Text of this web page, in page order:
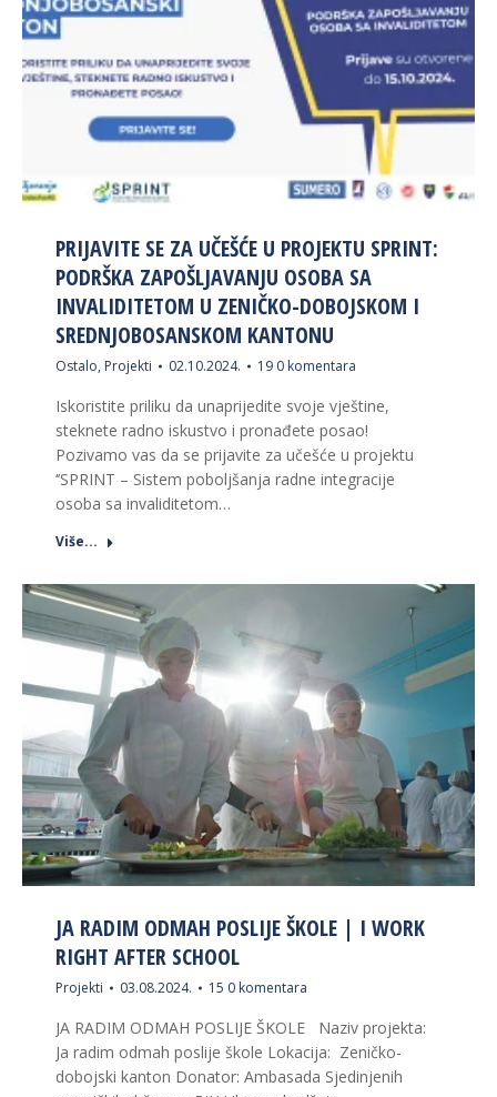
PRIJAVITE SE ZA UČEŠĆE U PROJEKTU SPRINT:
PODRŠKA ZAPOŠLJAVANJU OSOBA SA
INVALIDITETOM U ZENIČKO-DOBOJSKOM I
SREDNJOBOSANSKOM KANTONU
Ostalo, Projekti 02.10.2024. 19 0 komentara
Iskoristite priliku da unaprijedite svoje vještine,
steknete radno iskustvo i pronađete posao!
Pozivamo vas da se prijavite za učešće u projektu
‘’SPRINT – Sistem poboljšanja radne integracije
osoba sa invaliditetom…
Više...
JA RADIM ODMAH POSLIJE ŠKOLE | I WORK
RIGHT AFTER SCHOOL
Projekti 03.08.2024. 15 0 komentara
JA RADIM ODMAH POSLIJE ŠKOLE Naziv projekta:
Ja radim odmah poslije škole Lokacija: Zeničko-
dobojski kanton Donator: Ambasada Sjedinjenih